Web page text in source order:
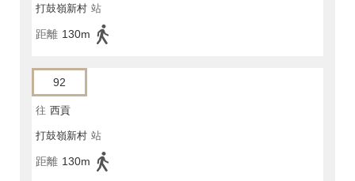
打鼓嶺新村 站
距離 130m
92
往 西貢
打鼓嶺新村 站
距離 130m